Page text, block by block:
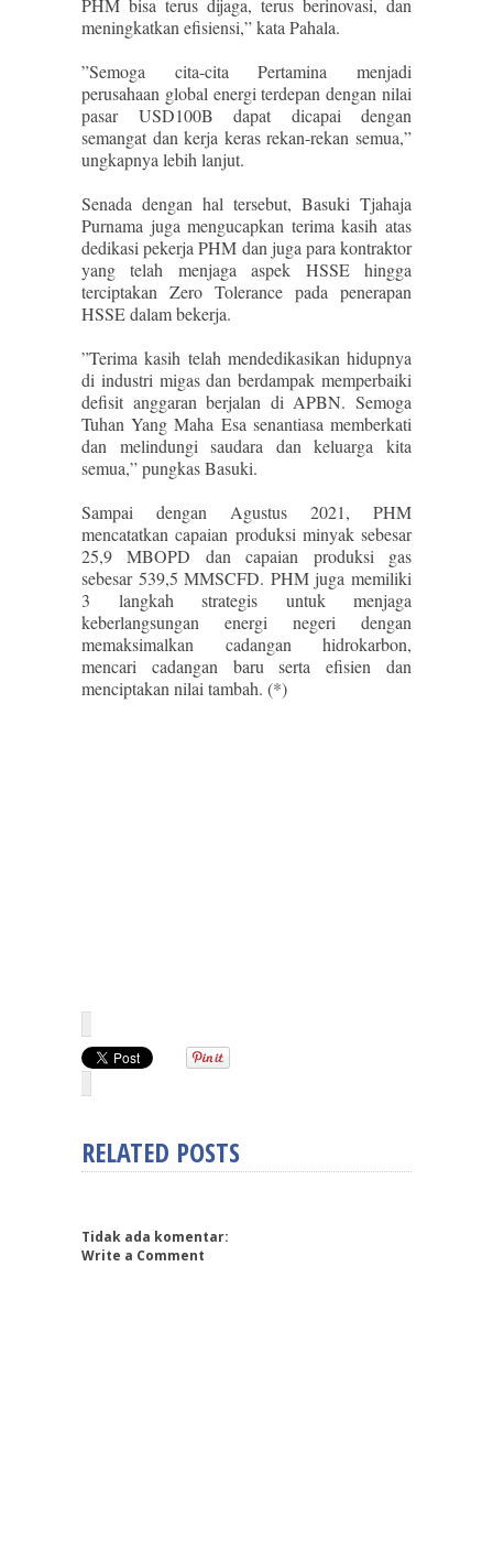
PHM bisa terus dijaga, terus berinovasi, dan
meningkatkan efisiensi,” kata Pahala.
”Semoga cita-cita Pertamina menjadi
perusahaan global energi terdepan dengan nilai
pasar USD100B dapat dicapai dengan
semangat dan kerja keras rekan-rekan semua,”
ungkapnya lebih lanjut.
Senada dengan hal tersebut, Basuki Tjahaja
Purnama juga mengucapkan terima kasih atas
dedikasi pekerja PHM dan juga para kontraktor
yang telah menjaga aspek HSSE hingga
terciptakan Zero Tolerance pada penerapan
HSSE dalam bekerja.
”Terima kasih telah mendedikasikan hidupnya
di industri migas dan berdampak memperbaiki
defisit anggaran berjalan di APBN. Semoga
Tuhan Yang Maha Esa senantiasa memberkati
dan melindungi saudara dan keluarga kita
semua,” pungkas Basuki.
Sampai dengan Agustus 2021, PHM
mencatatkan capaian produksi minyak sebesar
25,9 MBOPD dan capaian produksi gas
sebesar 539,5 MMSCFD. PHM juga memiliki
3 langkah strategis untuk menjaga
keberlangsungan energi negeri dengan
memaksimalkan cadangan hidrokarbon,
mencari cadangan baru serta efisien dan
menciptakan nilai tambah. (*)
RELATED POSTS
Tidak ada komentar:
Write a Comment